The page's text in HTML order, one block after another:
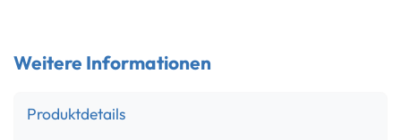
Weitere Informationen
Produktdetails